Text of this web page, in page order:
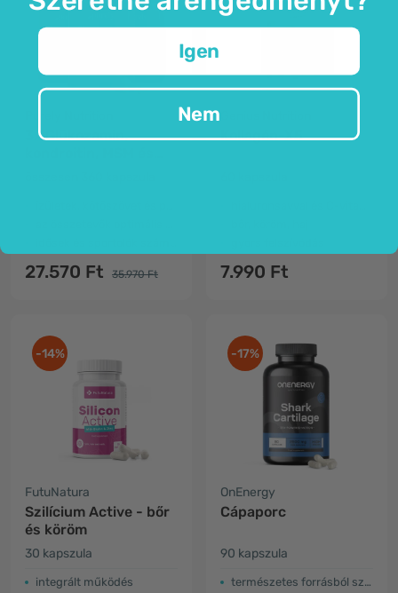
3x Glükozamin,
27.570 Ft 35.970 Ft
Kollagén-X5
7.990 Ft
-14%
FutuNatura
Szilícium Active - bőr
és köröm
30 kapszula
integrált működés
-17%
OnEnergy
Cápaporc
90 kapszula
természetes forrásból származó
Igen
Nem